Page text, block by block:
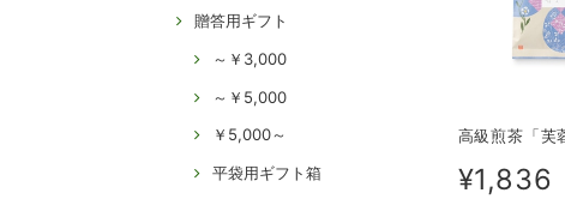
贈答用ギフト
～￥3,000
～￥5,000
￥5,000～
平袋用ギフト箱
高級煎茶「芙
¥1,836